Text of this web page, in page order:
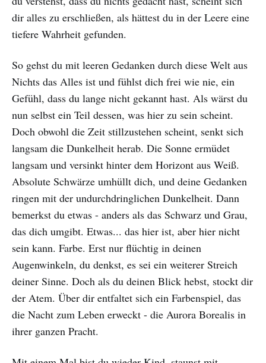
dir alles zu erschließen, als hättest du in der Leere eine
tiefere Wahrheit gefunden.
So gehst du mit leeren Gedanken durch diese Welt aus
Nichts das Alles ist und fühlst dich frei wie nie, ein
Gefühl, dass du lange nicht gekannt hast. Als wärst du
nun selbst ein Teil dessen, was hier zu sein scheint.
Doch obwohl die Zeit stillzustehen scheint, senkt sich
langsam die Dunkelheit herab. Die Sonne ermüdet
langsam und versinkt hinter dem Horizont aus Weiß.
Absolute Schwärze umhüllt dich, und deine Gedanken
ringen mit der undurchdringlichen Dunkelheit. Dann
bemerkst du etwas - anders als das Schwarz und Grau,
das dich umgibt. Etwas... das hier ist, aber hier nicht
sein kann. Farbe. Erst nur flüchtig in deinen
Augenwinkeln, du denkst, es sei ein weiterer Streich
deiner Sinne. Doch als du deinen Blick hebst, stockt dir
der Atem. Über dir entfaltet sich ein Farbenspiel, das
die Nacht zum Leben erweckt - die Aurora Borealis in
ihrer ganzen Pracht.